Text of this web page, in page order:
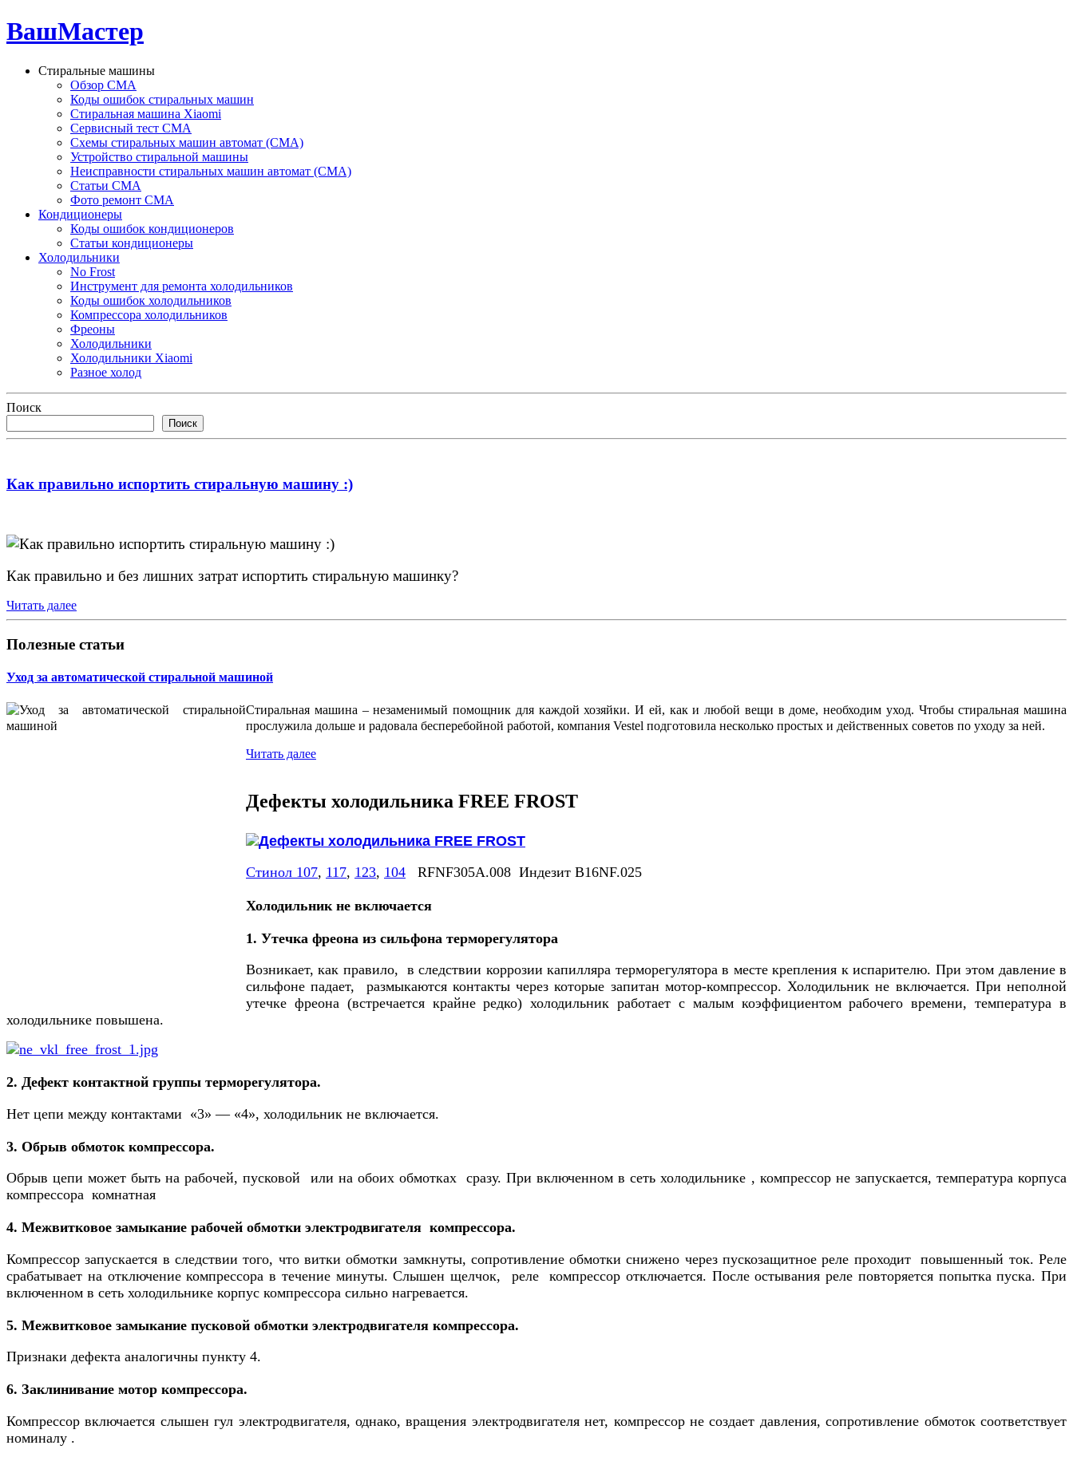
ВашМастер
Стиральные машины
Обзор СМА
Коды ошибок стиральных машин
Стиральная машина Xiaomi
Сервисный тест СМА
Схемы стиральных машин автомат (СМА)
Устройство стиральной машины
Неисправности стиральных машин автомат (СМА)
Статьи СМА
Фото ремонт СМА
Кондиционеры
Коды ошибок кондиционеров
Статьи кондиционеры
Холодильники
No Frost
Инструмент для ремонта холодильников
Коды ошибок холодильников
Компрессора холодильников
Фреоны
Холодильники
Холодильники Xiaomi
Разное холод
Поиск
Поиск
Как правильно испортить стиральную машину :)
Как правильно и без лишних затрат испортить стиральную машинку?
Читать далее
Полезные статьи
Уход за автоматической стиральной машиной
Стиральная машина – незаменимый помощник для каждой хозяйки. И ей, как и любой вещи в доме, необходим уход. Чтобы стиральная машина
прослужила дольше и радовала бесперебойной работой, компания Vestel подготовила несколько простых и действенных советов по уходу за ней.
Читать далее
Дефекты холодильника FREE FROST
Стинол 107, 117, 123, 104 RFNF305A.008 Индезит B16NF.025
Холодильник не включается
1. Утечка фреона из сильфона терморегулятора
Возникает, как правило, в следствии коррозии капилляра терморегулятора в месте крепления к испарителю. При этом давление в
сильфоне падает, размыкаются контакты через которые запитан мотор-компрессор. Холодильник не включается. При неполной
утечке фреона (встречается крайне редко) холодильник работает с малым коэффициентом рабочего времени, температура в
холодильнике повышена.
2. Дефект контактной группы терморегулятора.
Нет цепи между контактами «3» — «4», холодильник не включается.
3. Обрыв обмоток компрессора.
Обрыв цепи может быть на рабочей, пусковой или на обоих обмотках сразу. При включенном в сеть холодильнике , компрессор не запускается, температура корпуса
компрессора комнатная
4. Межвитковое замыкание рабочей обмотки электродвигателя компрессора.
Компрессор запускается в следствии того, что витки обмотки замкнуты, сопротивление обмотки снижено через пускозащитное реле проходит повышенный ток. Реле
срабатывает на отключение компрессора в течение минуты. Слышен щелчок, реле компрессор отключается. После остывания реле повторяется попытка пуска. При
включенном в сеть холодильнике корпус компрессора сильно нагревается.
5. Межвитковое замыкание пусковой обмотки электродвигателя компрессора.
Признаки дефекта аналогичны пункту 4.
6. Заклинивание мотор компрессора.
Компрессор включается слышен гул электродвигателя, однако, вращения электродвигателя нет, компрессор не создает давления, сопротивление обмоток соответствует
номиналу .